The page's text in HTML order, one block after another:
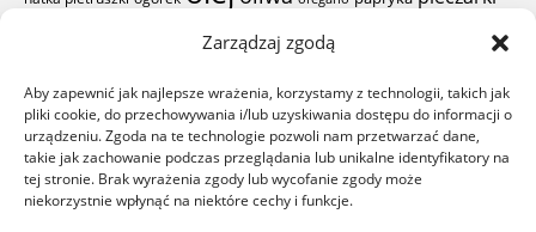
Zarządzaj zgodą
Aby zapewnić jak najlepsze wrażenia, korzystamy z technologii, takich jak
pliki cookie, do przechowywania i/lub uzyskiwania dostępu do informacji o
urządzeniu. Zgoda na te technologie pozwoli nam przetwarzać dane,
takie jak zachowanie podczas przeglądania lub unikalne identyfikatory na
tej stronie. Brak wyrażenia zgody lub wycofanie zgody może
niekorzystnie wpłynąć na niektóre cechy i funkcje.
pierś z kurczaka pomidor
pieczenia rodzynki ser ser żółty sok z cytryny szynka sól
wiórki kokosowe wodaząbki czosnkuśmietana żółtka